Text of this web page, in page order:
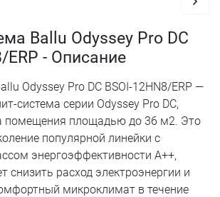
Ballu Odyssey Pro DC
ERP - Описание
Odyssey Pro DC BSOI-12HN8/ERP —
система серии Odyssey Pro DC,
помещения площадью до 36 м2. Это
популярной линейки с
энергоэффективности A++,
снизить расход электроэнергии и
микроклимат в течение